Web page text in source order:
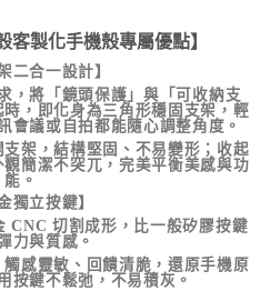
客製化手機殼專屬優點】
二合一設計】
，將「鏡頭保護」與「可收納支
，即化身為三角形穩固支架，輕
會議或自拍都能隨心調整角度。
支架，結構堅固、不易變形；收起
簡潔不突兀，完美平衡美感與功
能。
獨立按鍵】
CNC 切割成形，比一般矽膠按鍵
力與質感。
觸感靈敏、回饋清脆，還原手機原
按鍵不鬆弛，不易積灰。